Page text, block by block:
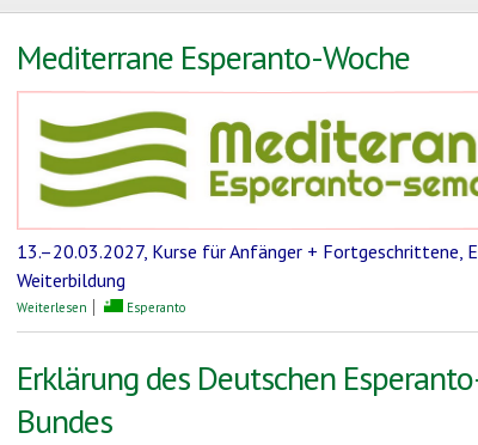
Mediterrane Esperanto-Woche
13.–20.03.2027, Kurse für Anfänger + Fortgeschrittene,
Weiterbildung
Weiterlesen über Mediterrane Esperanto-Woche
Esperanto
Erklärung des Deutschen
Bundes